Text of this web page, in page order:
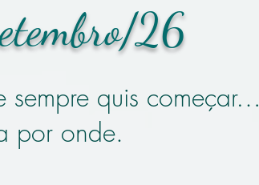
26
sempre quis começar…
por onde.